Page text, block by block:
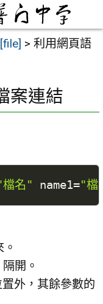
> 利用網頁語
案連結
檔名" name1="檔
開。
外，其餘參數的